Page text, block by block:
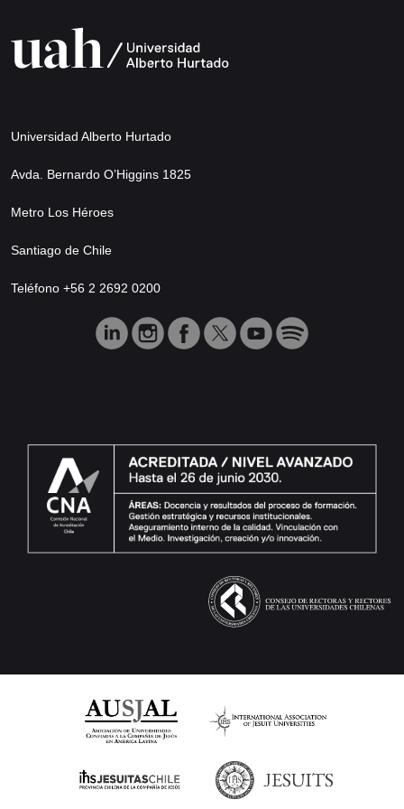
Universidad Alberto Hurtado
Avda. Bernardo O’Higgins 1825
Metro Los Héroes
Santiago de Chile
Teléfono +56 2 2692 0200